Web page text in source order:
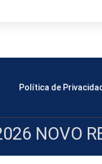
Política de
NOVO